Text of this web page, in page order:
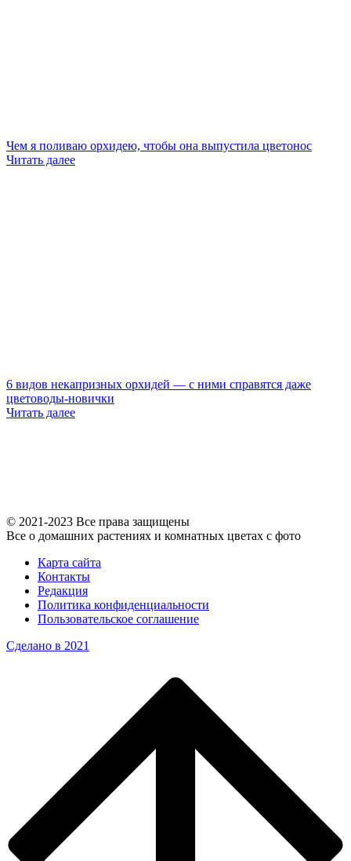
Чем я поливаю орхидею, чтобы она выпустила цветонос
Читать далее
6 видов некапризных орхидей — с ними справятся даже
цветоводы-новички
Читать далее
© 2021-2023 Все права защищены
Все о домашних растениях и комнатных цветах с фото
Карта сайта
Контакты
Редакция
Политика конфиденциальности
Пользовательское соглашение
Сделано в 2021